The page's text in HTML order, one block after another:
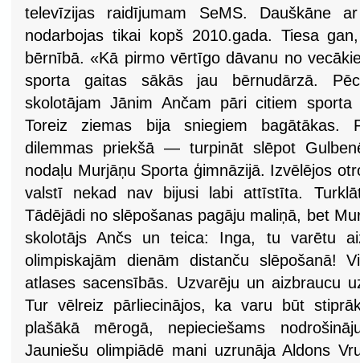
televīzijas raidījumam SeMS. Dauškāne
nodarbojas tikai kopš 2010.gada. Tiesa
bērnībā. «Kā pirmo vērtīgo dāvanu no
sporta gaitas sākās jau bērnudārzā.
skolotājam Jānim Ančam pāri citiem
Toreiz ziemas bija sniegiem bagātākas.
dilemmas priekšā — turpināt slēpot
nodaļu Murjāņu Sporta ģimnāzijā. Izvēlējos
valstī nekad nav bijusi labi attīstīta.
Tādējādi no slēpošanas pagāju maliņā, bet
skolotājs Ančs un teica: Inga, tu varētu
olimpiskajām dienām distanču slēpošanā!
atlases sacensībās. Uzvarēju un aizbraucu
Tur vēlreiz pārliecinājos, ka varu būt
plašākā mērogā, nepieciešams
Jauniešu olimpiādē mani uzrunāja Aldons